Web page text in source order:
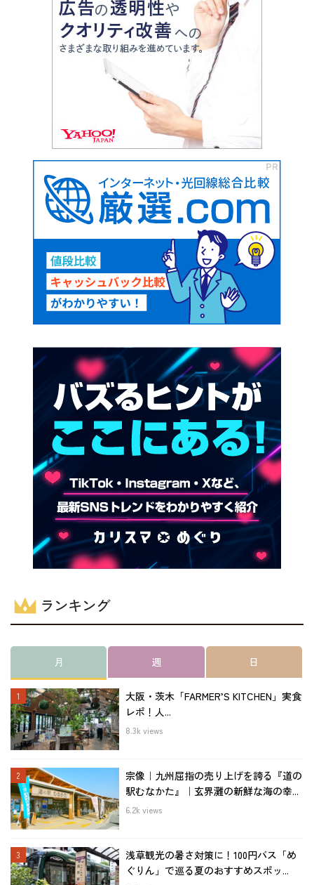
ランキング
月 週 日
大阪・茨木「FARMER’S KITCHEN」実食
レポ！人...
8.3k views
宗像｜九州屈指の売り上げを誇る『道の
駅むなかた』｜玄界灘の新鮮な海の幸...
6.2k views
浅草観光の暑さ対策に！100円バス「め
ぐりん」で巡る夏のおすすめスポッ...